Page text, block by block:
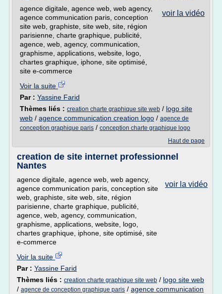
voir la vidéo
agence digitale, agence web, web agency,
agence communication paris, conception
site web, graphiste, site web, site, région
parisienne, charte graphique, publicité,
agence, web, agency, communication,
graphisme, applications, website, logo,
chartes graphique, iphone, site optimisé,
site e-commerce
Voir la suite
Par : Yassine Farid
Thèmes liés : creation charte graphique site web / logo site
web / agence communication creation logo / agence de
conception graphique paris / conception charte graphique logo
Haut de page
creation de site internet professionnel
Nantes
voir la vidéo
agence digitale, agence web, web agency,
agence communication paris, conception site
web, graphiste, site web, site, région
parisienne, charte graphique, publicité,
agence, web, agency, communication,
graphisme, applications, website, logo,
chartes graphique, iphone, site optimisé, site
e-commerce
Voir la suite
Par : Yassine Farid
Thèmes liés : creation charte graphique site web / logo site web
/ agence de conception graphique paris / agence communication